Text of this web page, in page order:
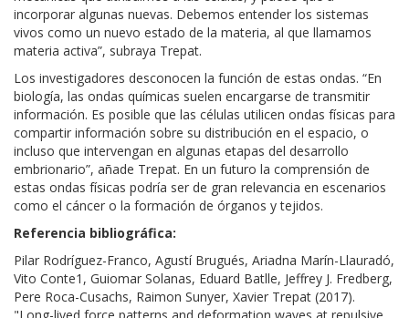
incorporar algunas nuevas. Debemos entender los sistemas
vivos como un nuevo estado de la materia, al que llamamos
materia activa”, subraya Trepat.
Los investigadores desconocen la función de estas ondas. “En
biología, las ondas químicas suelen encargarse de transmitir
información. Es posible que las células utilicen ondas físicas para
compartir información sobre su distribución en el espacio, o
incluso que intervengan en algunas etapas del desarrollo
embrionario”, añade Trepat. En un futuro la comprensión de
estas ondas físicas podría ser de gran relevancia en escenarios
como el cáncer o la formación de órganos y tejidos.
Referencia bibliográfica:
Pilar Rodríguez-Franco, Agustí Brugués, Ariadna Marín-Llauradó,
Vito Conte1, Guiomar Solanas, Eduard Batlle, Jeffrey J. Fredberg,
Pere Roca-Cusachs, Raimon Sunyer, Xavier Trepat (2017).